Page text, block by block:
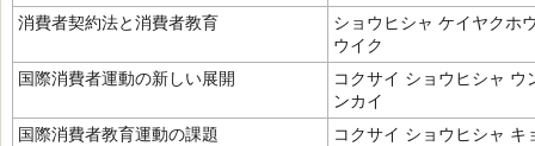
消費者契約法と消費者教育
ショウヒシャ ケイヤクホ
ウイク
国際消費者運動の新しい展開
コクサイ ショウヒシャ
ンカイ
国際消費者教育運動の課題
コクサイ ショウヒシャ